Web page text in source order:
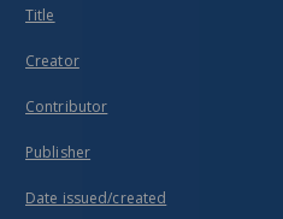
Title
Creator
Contributor
Publisher
Date issued/created